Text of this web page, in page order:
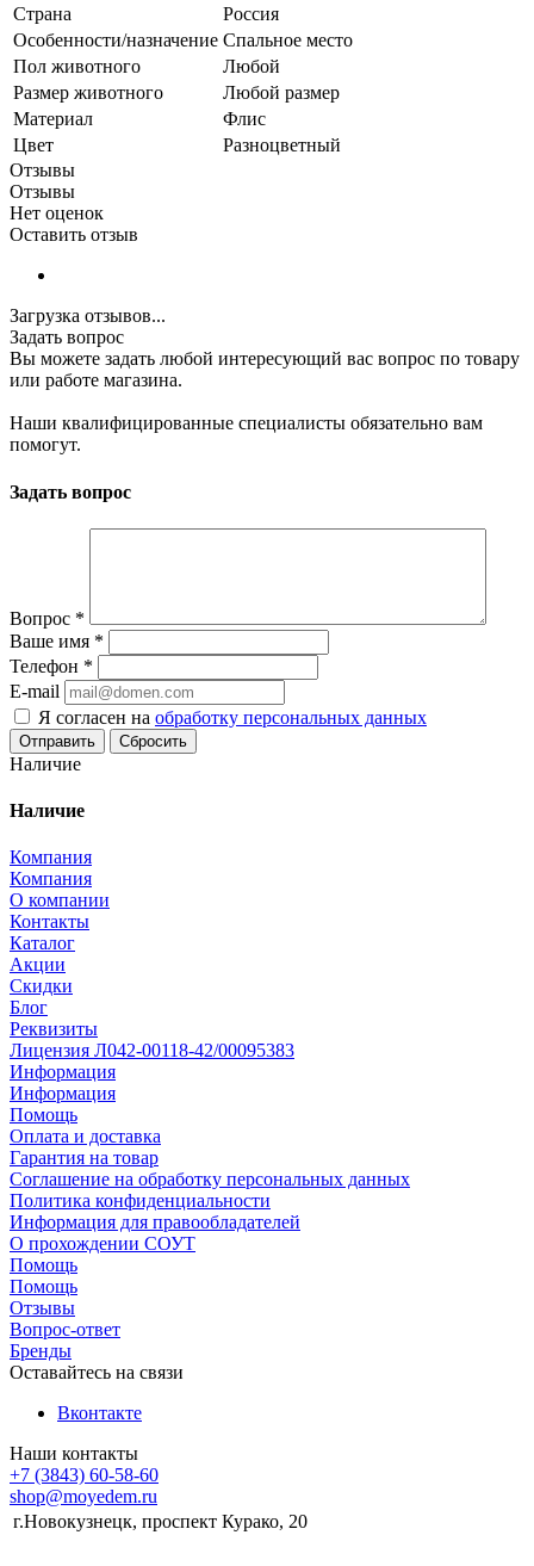
Страна
Россия
Особенности/назначение Спальное место
Пол животного
Любой
Размер животного
Любой размер
Материал
Флис
Цвет
Разноцветный
Отзывы
Отзывы
Нет оценок
Оставить отзыв
Загрузка отзывов...
Задать вопрос
Вы можете задать любой интересующий вас вопрос по товару
или работе магазина.
Наши квалифицированные специалисты обязательно вам
помогут.
Задать вопрос
Вопрос *
Ваше имя *
Телефон *
E-mail
Я согласен на обработку персональных данных
Сбросить
Наличие
Наличие
Компания
Компания
О компании
Контакты
Каталог
Акции
Скидки
Блог
Реквизиты
Лицензия Л042-00118-42/00095383
Информация
Информация
Помощь
Оплата и доставка
Гарантия на товар
Соглашение на обработку персональных данных
Политика конфиденциальности
Информация для правообладателей
О прохождении СОУТ
Помощь
Помощь
Отзывы
Вопрос-ответ
Бренды
Оставайтесь на связи
Вконтакте
Наши контакты
+7 (3843) 60-58-60
shop@moyedem.ru
г.Новокузнецк, проспект Курако, 20